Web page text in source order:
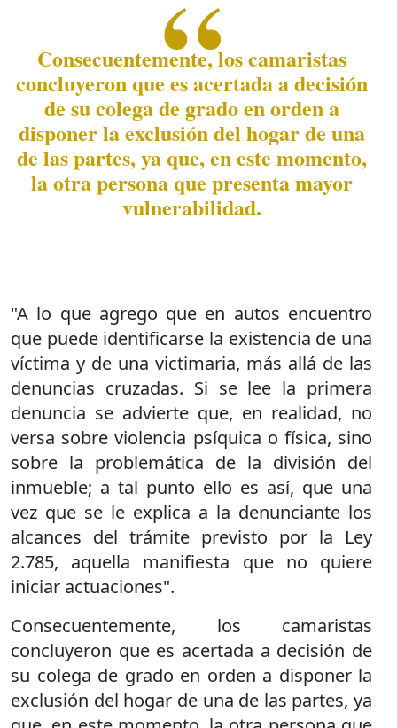
Consecuentemente, los camaristas
concluyeron que es acertada a decisión
de su colega de grado en orden a
disponer la exclusión del hogar de una
de las partes, ya que, en este momento,
la otra persona que presenta mayor
vulnerabilidad.
"A lo que agrego que en autos encuentro
que puede identificarse la existencia de una
víctima y de una victimaria, más allá de las
denuncias cruzadas. Si se lee la primera
denuncia se advierte que, en realidad, no
versa sobre violencia psíquica o física, sino
sobre la problemática de la división del
inmueble; a tal punto ello es así, que una
vez que se le explica a la denunciante los
alcances del trámite previsto por la Ley
2.785, aquella manifiesta que no quiere
iniciar actuaciones".
Consecuentemente, los camaristas
concluyeron que es acertada a decisión de
su colega de grado en orden a disponer la
exclusión del hogar de una de las partes, ya